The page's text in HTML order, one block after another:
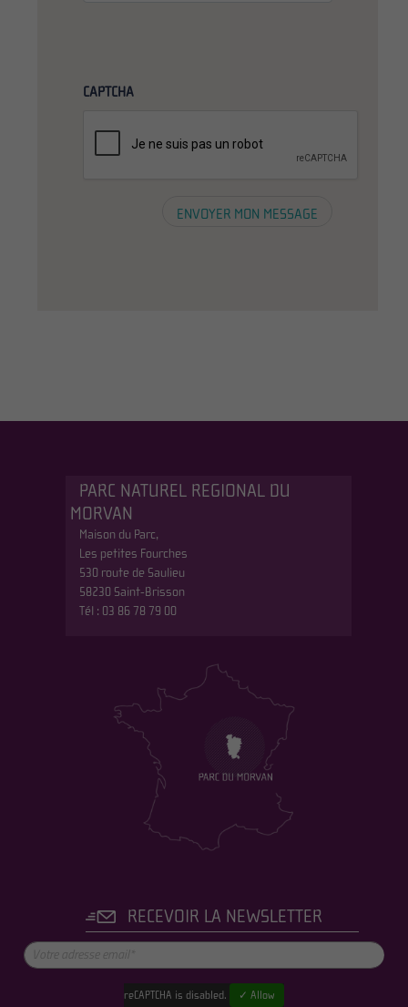
CAPTCHA
PARC NATUREL REGIONAL DU
MORVAN
Maison du Parc,
Les petites Fourches
530 route de Saulieu
58230 Saint-Brisson
Tél : 03 86 78 79 00
RECEVOIR LA NEWSLETTER
reCAPTCHA is disabled. ✓ Allow